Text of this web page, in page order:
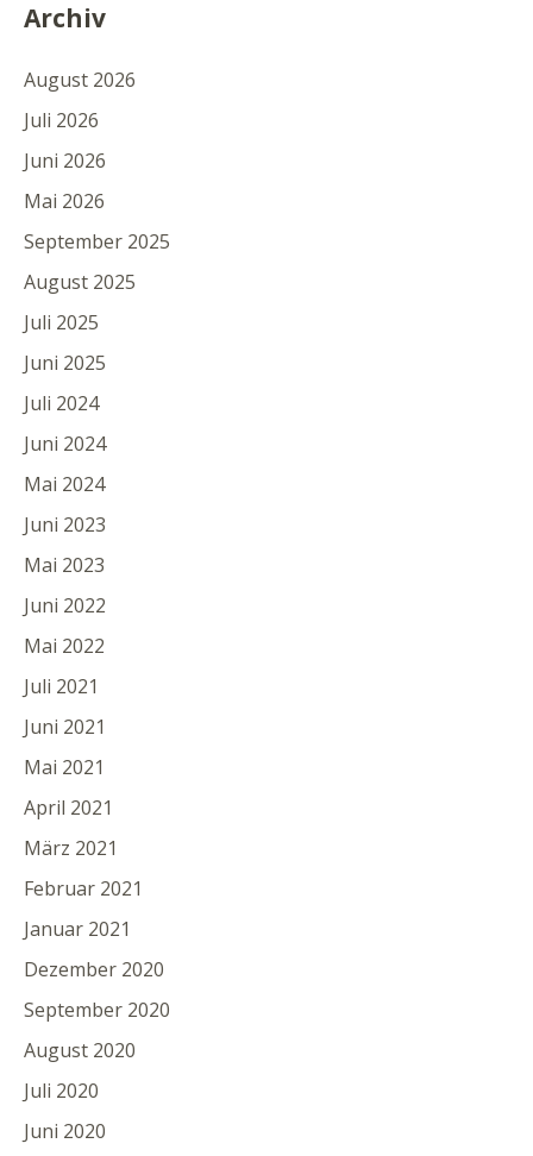
Archiv
August 2026
Juli 2026
Juni 2026
Mai 2026
September 2025
August 2025
Juli 2025
Juni 2025
Juli 2024
Juni 2024
Mai 2024
Juni 2023
Mai 2023
Juni 2022
Mai 2022
Juli 2021
Juni 2021
Mai 2021
April 2021
März 2021
Februar 2021
Januar 2021
Dezember 2020
September 2020
August 2020
Juli 2020
Juni 2020